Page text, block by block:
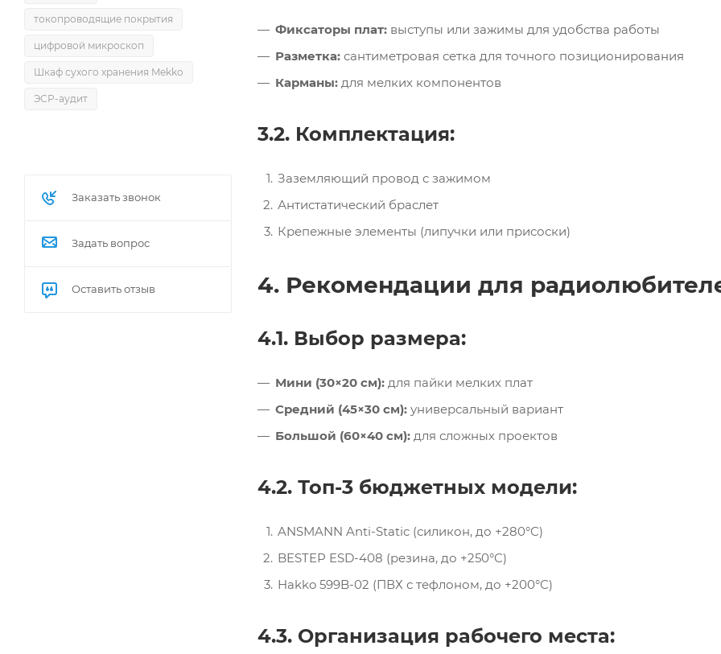
Фиксаторы плат: выступы или зажимы для удобства работы
Разметка: сантиметровая сетка для точного позиционирования
Карманы: для мелких компонентов
3.2. Комплектация:
Заземляющий провод с зажимом
Антистатический браслет
Крепежные элементы (липучки или присоски)
4. Рекомендации для
4.1. Выбор размера:
Мини (30×20 см): для пайки мелких плат
Средний (45×30 см): универсальный вариант
Большой (60×40 см): для сложных проектов
4.2. Топ-3 бюджетных модели:
ANSMANN Anti-Static (силикон, до +280°C)
BESTEP ESD-408 (резина, до +250°C)
Hakko 599B-02 (ПВХ с тефлоном, до +200°C)
4.3. Организация рабочего места:
токопроводящие покрытия
цифровой микроскоп
Шкаф сухого хранения Mekko
ЭСР-аудит
Заказать звонок
Задать вопрос
Оставить отзыв